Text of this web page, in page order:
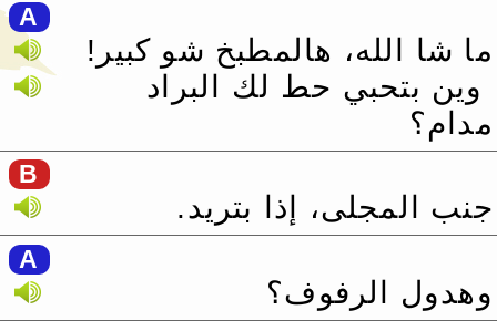
A
ما شا الله، هالمطبخ شو كبير!‏
‏ وين بتحبي حط لك البراد
مدام؟
B
جنب المجلى، إذا بتريد.‏
A
وهدول الرفوف؟